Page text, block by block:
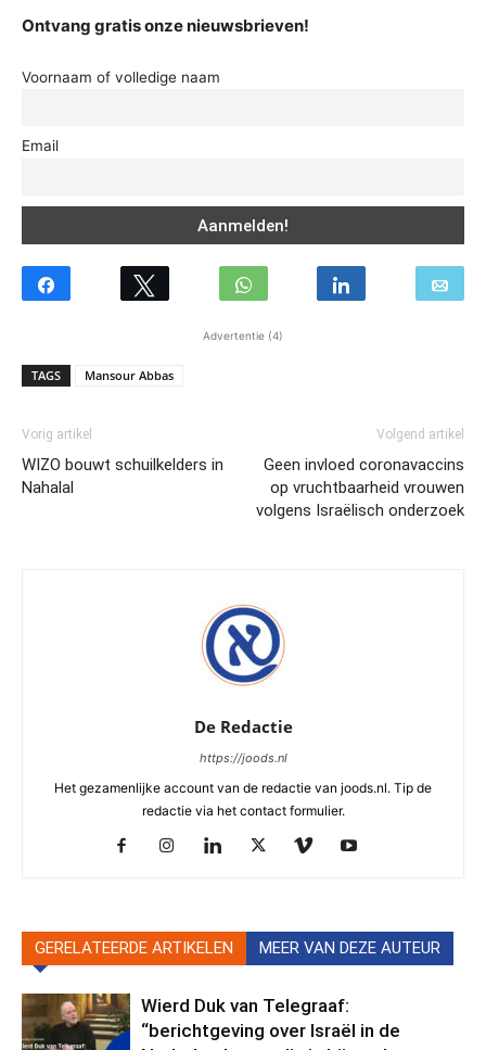
Ontvang gratis onze nieuwsbrieven!
Voornaam of volledige naam
Email
Advertentie (4)
TAGS Mansour Abbas
Vorig artikel
WIZO bouwt schuilkelders in
Nahalal
Volgend artikel
Geen invloed coronavaccins
op vruchtbaarheid vrouwen
volgens Israëlisch onderzoek
De Redactie
https://joods.nl
Het gezamenlijke account van de redactie van joods.nl. Tip de
redactie via het contact formulier.
GERELATEERDE ARTIKELEN MEER VAN DEZE AUTEUR
Wierd Duk van Telegraaf:
“berichtgeving over Israël in de